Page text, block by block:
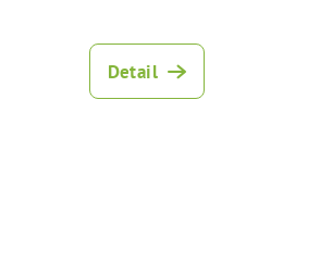
Detail